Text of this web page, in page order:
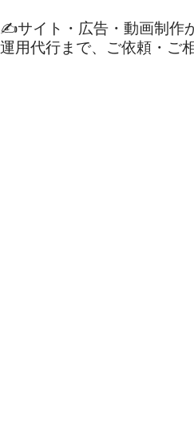
✍️サイト・広告・動画制作
運用代行まで、ご依頼・ご